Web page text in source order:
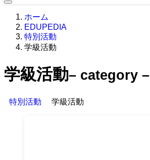
ホーム
EDUPEDIA
特別活動
学級活動
学級活動– category –
特別活動 学級活動